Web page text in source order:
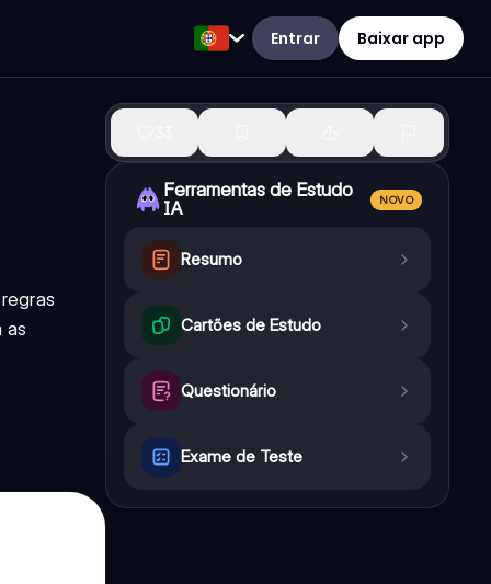
Entrar Baixar app
as
Ferramentas de Estudo
IA
NOVO
Resumo
Cartões de Estudo
Questionário
Exame de Teste